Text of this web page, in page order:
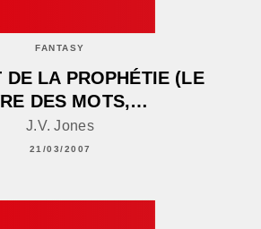
FANTASY
DE LA PROPHÉTIE (LE
DES MOTS,…
J.V. Jones
21/03/2007